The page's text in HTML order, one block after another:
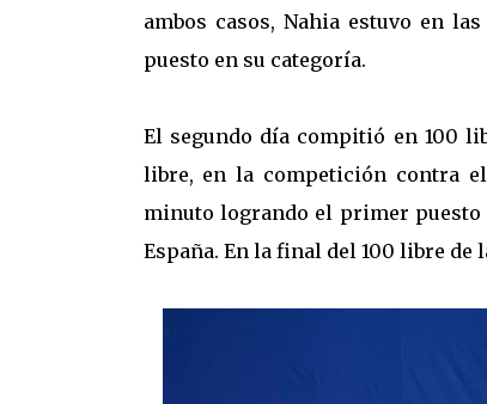
ambos casos, Nahia estuvo en
puesto en su categoría.
El segundo día compitió en 100
libre, en la competición contra
minuto logrando el primer puesto
España. En la final del 100 libre de